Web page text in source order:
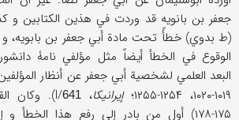
جعفر بن بانویه قد وردت في هذین الکتابین و
(ط بدوي) خطأً تحت مادة أبي جعفر بن بابویه، و
البعد العلمي لشخصیة أبي جعفر عن أنظار
۱۰۱۹-۱۰۲۰، ۱۲۵۴-۱۲۵۵؛
إیرانیکا، I/ 641
۱۷۵-۱۷۸) أول من بادر إلی رفع هذا